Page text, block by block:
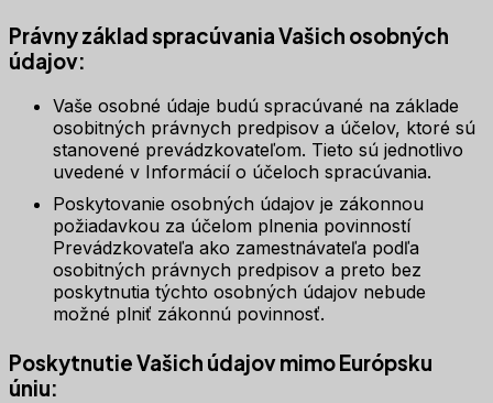
Právny základ spracúvania Vašich osobných
údajov:
Vaše osobné údaje budú spracúvané na základe
osobitných právnych predpisov a účelov, ktoré sú
stanovené prevádzkovateľom. Tieto sú jednotlivo
uvedené v Informácií o účeloch spracúvania.
Poskytovanie osobných údajov je zákonnou
požiadavkou za účelom plnenia povinností
Prevádzkovateľa ako zamestnávateľa podľa
osobitných právnych predpisov a preto bez
poskytnutia týchto osobných údajov nebude
možné plniť zákonnú povinnosť.
Poskytnutie Vašich údajov mimo Európsku
úniu: